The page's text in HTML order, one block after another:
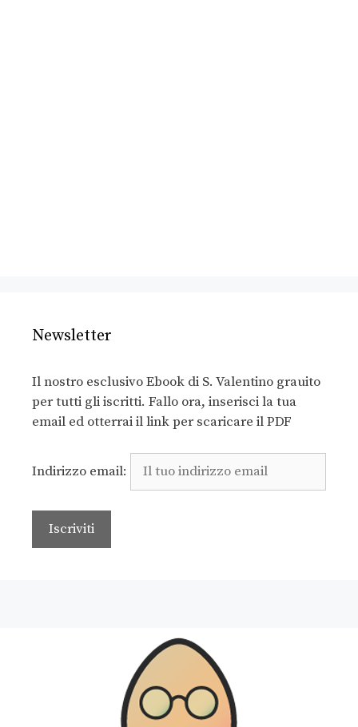
Newsletter
Il nostro esclusivo Ebook di S. Valentino grauito
per tutti gli iscritti. Fallo ora, inserisci la tua
email ed otterrai il link per scaricare il PDF
Indirizzo email: